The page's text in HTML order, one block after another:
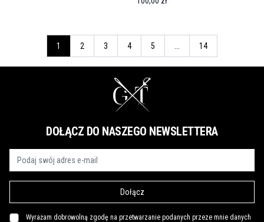
1 2 3 4 5 14
DOŁĄCZ DO NASZEGO NEWSLETTERA
Dołącz
Wyrażam dobrowolną zgodę na przetwarzanie podanych przeze mnie danych